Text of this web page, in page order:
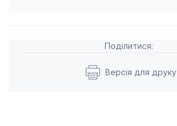
Поділитися:
Версія для друку